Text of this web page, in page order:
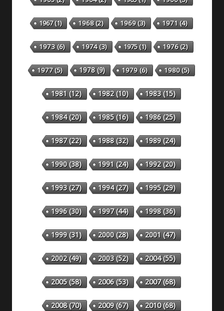
1967(1) 1968(2) 1969(3) 1971 (4)
1973(6) 1974(3) 1975(1) 1976(2)
1977(5) 1978(9) 1979(6) 1980(5)
1981 (12) 1982(10) 1983(15)
1984(20) 1985(16) 1986(25)
1987(22) 1988(32) 1989(24)
1990(38) 1991 (24) 1992(20)
1993(27) 1994(27) 1995(29)
1996(30) 1997(44) 1998(36)
1999(31) 2000(28) 2001 (47)
2002(49) 2003(52) 2004(55)
2005(58) 2006(53) 2007(68)
2008(70) 2009(67) 2010(68)